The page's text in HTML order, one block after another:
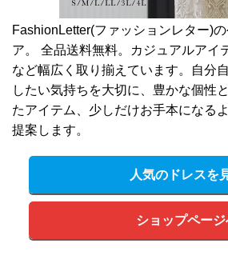
FashionLetter(ファッションレター)
ア。 全品送料無料。カジュアルアイ
など幅広く取り揃えています。自分
したい気持ちを大切に、豊かな個性
たアイテム、少しだけお手本になる
提案します。
人気のドレスを
ショップページ